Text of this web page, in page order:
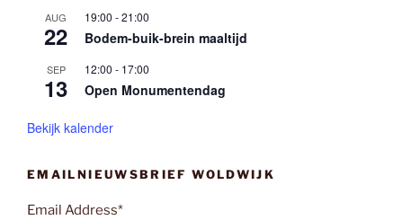
AUG
22
19:00 -21:00
Bodem-buik-brein maaltijd
SEP
13
12:00 - 17:00
Open Monumentendag
Bekijk kalender
EMAILNIEUWSBRIEF WOLDWIJK
Email Address*